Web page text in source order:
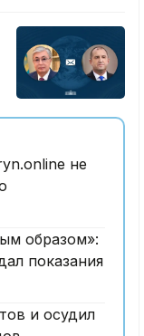
не
образом»:
показания
и осудил